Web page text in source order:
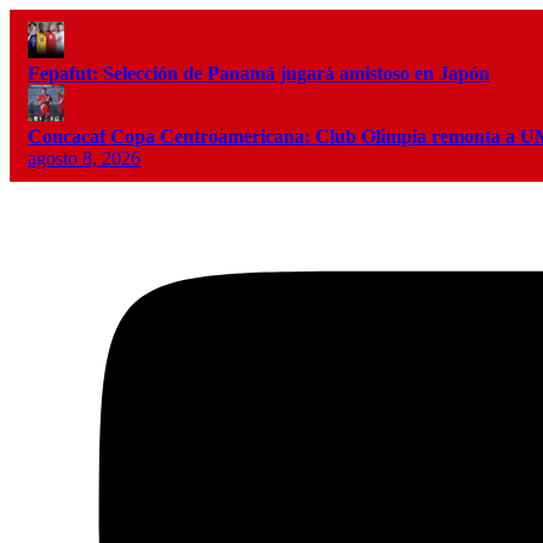
Fepafut: Selección de Panamá jugará amistoso en Japón
Concacaf Copa Centroamericana: Club Olimpia remonta a
agosto 8, 2026